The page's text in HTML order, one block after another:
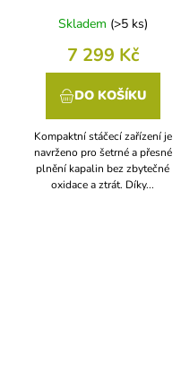
Skladem (>5 ks)
7 299 Kč
DO KOŠÍKU
Kompaktní stáčecí zařízení je
navrženo pro šetrné a přesné
plnění kapalin bez zbytečné
oxidace a ztrát. Díky...